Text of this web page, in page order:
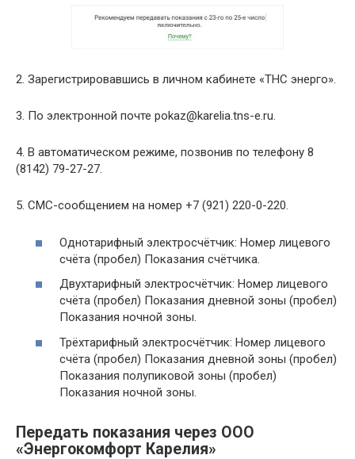
2. Зарегистрировавшись в личном кабинете «ТНС энерго».
3. По электронной почте pokaz@karelia.tns-e.ru.
4. В автоматическом режиме, позвонив по телефону 8
(8142) 79-27-27.
5. СМС-сообщением на номер +7 (921) 220-0-220.
Однотарифный электросчётчик: Номер лицевого
счёта (пробел) Показания счётчика.
Двухтарифный электросчётчик: Номер лицевого
счёта (пробел) Показания дневной зоны (пробел)
Показания ночной зоны.
Трёхтарифный электросчётчик: Номер лицевого
счёта (пробел) Показания дневной зоны (пробел)
Показания полупиковой зоны (пробел)
Показания ночной зоны.
Передать показания через ООО
«Энергокомфорт Карелия»